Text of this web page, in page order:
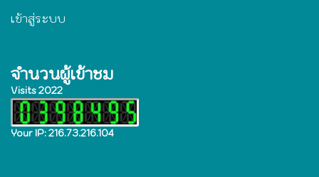
เข้าสู่ระบบ
จำนวนผู้เข้าชม
Visits 2022
Your IP: 216.73.216.104